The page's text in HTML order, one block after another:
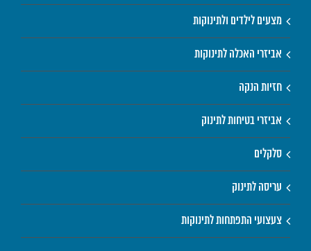
מצעים לילדים ולתינוקות
אביזרי האכלה לתינוקות
חזיות הנקה
אביזרי בטיחות לתינוק
סלקלים
עריסה לתינוק
צעצועי התפתחות לתינוקות